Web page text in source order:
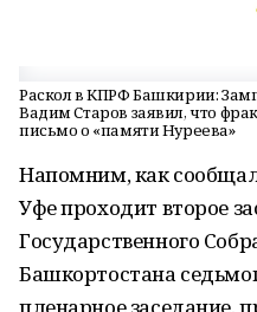
Раскол в КПРФ Башкирии:
Вадим Старов заявил, что
письмо о «памяти Нуреева»
Напомним, как
Уфе проходит второе
Государственного
Башкортостана